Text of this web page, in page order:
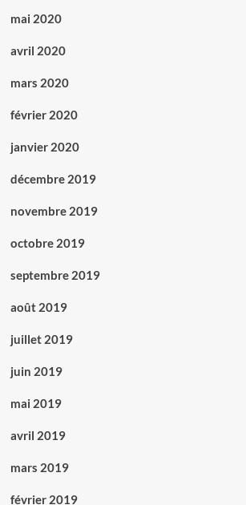
mai 2020
avril 2020
mars 2020
février 2020
janvier 2020
décembre 2019
novembre 2019
octobre 2019
septembre 2019
août 2019
juillet 2019
juin 2019
mai 2019
avril 2019
mars 2019
février 2019